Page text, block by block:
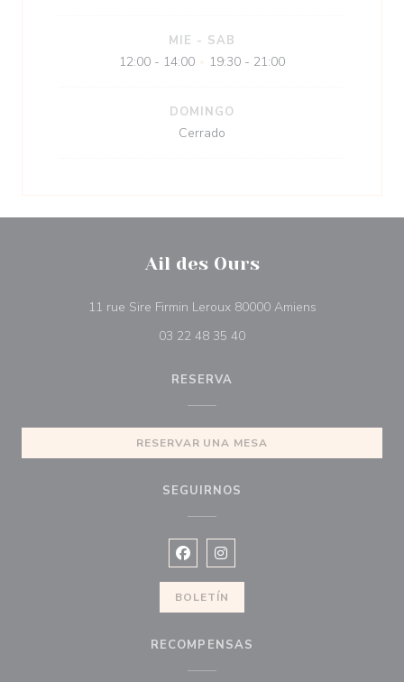
MIE - SAB
12:00 - 14:00 19:30 - 21:00
DOMINGO
Cerrado
Ail des Ours
11 rue Sire Firmin Leroux 80000 Amiens((abre en una
03 22 48 35 40
RESERVA
RESERVAR UNA MESA
SEGUIRNOS
Facebook ((abre en una nueva
Instagram ((abre en una
BOLETÍN
RECOMPENSAS